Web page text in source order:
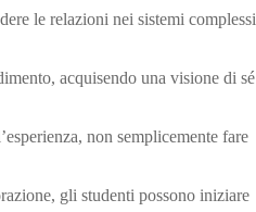
le relazioni nei sistemi complessi
acquisendo una visione di sé
non semplicemente fare
gli studenti possono iniziare